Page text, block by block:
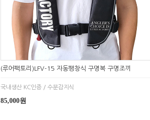
(루어팩토리)LFV-15 자동팽창식 구명복 구명조끼
국내생산 KC인증 / 수분감지식
85,000원